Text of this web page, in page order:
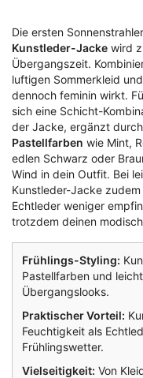
Die ersten
Kunstleder-Jacke wird
Übergangszeit.
luftigen Sommerkleid
dennoch feminin wirkt.
sich eine Schicht-
der Jacke, ergänzt
Pastellfarben wie Mint,
edlen Schwarz oder
Wind in dein Outfit. Bei
Kunstleder-Jacke
Echtleder weniger
trotzdem deinen
Frühlings-Styling:
Pastellfarben und
Übergangslooks.
Praktischer Vorteil:
Feuchtigkeit als
Frühlingswetter.
Vielseitigkeit: Von